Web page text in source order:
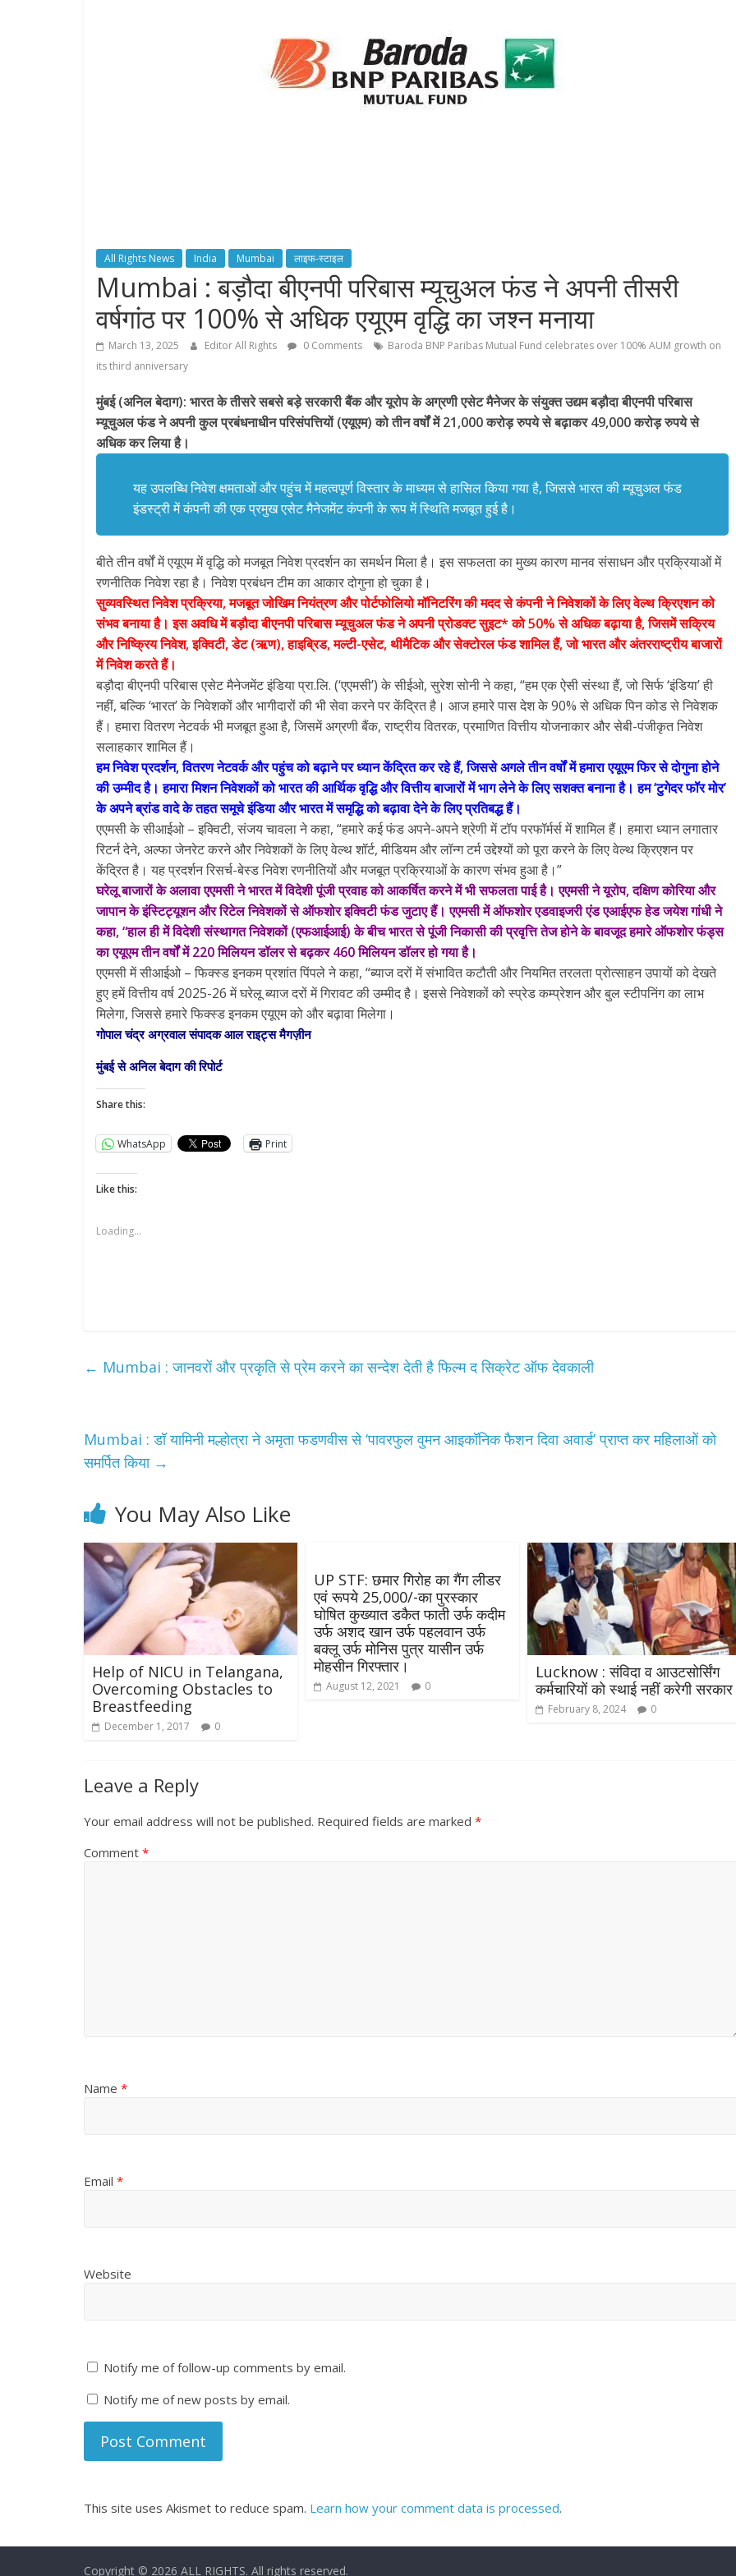
All Rights News India Mumbai लाइफ-स्टाइल
Mumbai : बड़ौदा बीएनपी परिबास म्यूचुअल फंड ने अपनी तीसरी
वर्षगांठ पर 100% से अधिक एयूएम वृद्धि का जश्न मनाया
March 13, 2025 Editor All Rights 0 Comments
Baroda BNP Paribas Mutual Fund celebrates over 100% AUM growth on
its third anniversary
मुंबई (अनिल बेदाग): भारत के तीसरे सबसे बड़े सरकारी बैंक और यूरोप के अग्रणी एसेट मैनेजर के संयुक्त उद्यम बड़ौदा बीएनपी परिबास
म्यूचुअल फंड ने अपनी कुल प्रबंधनाधीन परिसंपत्तियों (एयूएम) को तीन वर्षों में 21,000 करोड़ रुपये से बढ़ाकर 49,000 करोड़ रुपये से
अधिक कर लिया है।
यह उपलब्धि निवेश क्षमताओं और पहुंच में महत्वपूर्ण विस्तार के माध्यम से हासिल किया गया है, जिससे भारत की म्यूचुअल फंड
इंडस्ट्री में कंपनी की एक प्रमुख एसेट मैनेजमेंट कंपनी के रूप में स्थिति मजबूत हुई है।
बीते तीन वर्षों में एयूएम में वृद्धि को मजबूत निवेश प्रदर्शन का समर्थन मिला है। इस सफलता का मुख्य कारण मानव संसाधन और प्रक्रियाओं में
रणनीतिक निवेश रहा है। निवेश प्रबंधन टीम का आकार दोगुना हो चुका है।
सुव्यवस्थित निवेश प्रक्रिया, मजबूत जोखिम नियंत्रण और पोर्टफोलियो मॉनिटरिंग की मदद से कंपनी ने निवेशकों के लिए वेल्थ क्रिएशन को
संभव बनाया है। इस अवधि में बड़ौदा बीएनपी परिबास म्यूचुअल फंड ने अपनी प्रोडक्ट सुइट* को 50% से अधिक बढ़ाया है, जिसमें सक्रिय
और निष्क्रिय निवेश, इक्विटी, डेट (ऋण), हाइब्रिड, मल्टी-एसेट, थीमैटिक और सेक्टोरल फंड शामिल हैं, जो भारत और अंतरराष्ट्रीय बाजारों
में निवेश करते हैं।
बड़ौदा बीएनपी परिबास एसेट मैनेजमेंट इंडिया प्रा.लि. (‘एएमसी’) के सीईओ, सुरेश सोनी ने कहा, “हम एक ऐसी संस्था हैं, जो सिर्फ ‘इंडिया’ ही
नहीं, बल्कि ‘भारत’ के निवेशकों और भागीदारों की भी सेवा करने पर केंद्रित है। आज हमारे पास देश के 90% से अधिक पिन कोड से निवेशक
हैं। हमारा वितरण नेटवर्क भी मजबूत हुआ है, जिसमें अग्रणी बैंक, राष्ट्रीय वितरक, प्रमाणित वित्तीय योजनाकार और सेबी-पंजीकृत निवेश
सलाहकार शामिल हैं।
हम निवेश प्रदर्शन, वितरण नेटवर्क और पहुंच को बढ़ाने पर ध्यान केंद्रित कर रहे हैं, जिससे अगले तीन वर्षों में हमारा एयूएम फिर से दोगुना होने
की उम्मीद है। हमारा मिशन निवेशकों को भारत की आर्थिक वृद्धि और वित्तीय बाजारों में भाग लेने के लिए सशक्त बनाना है। हम ‘टुगेदर फॉर मोर’
के अपने ब्रांड वादे के तहत समूचे इंडिया और भारत में समृद्धि को बढ़ावा देने के लिए प्रतिबद्ध हैं।
एएमसी के सीआईओ – इक्विटी, संजय चावला ने कहा, “हमारे कई फंड अपने-अपने श्रेणी में टॉप परफॉर्मर्स में शामिल हैं। हमारा ध्यान लगातार
रिटर्न देने, अल्फा जेनरेट करने और निवेशकों के लिए वेल्थ शॉर्ट, मीडियम और लॉन्ग टर्म उद्देश्यों को पूरा करने के लिए वेल्थ क्रिएशन पर
केंद्रित है। यह प्रदर्शन रिसर्च-बेस्ड निवेश रणनीतियों और मजबूत प्रक्रियाओं के कारण संभव हुआ है।”
घरेलू बाजारों के अलावा एएमसी ने भारत में विदेशी पूंजी प्रवाह को आकर्षित करने में भी सफलता पाई है। एएमसी ने यूरोप, दक्षिण कोरिया और
जापान के इंस्टिट्यूशन और रिटेल निवेशकों से ऑफशोर इक्विटी फंड जुटाए हैं। एएमसी में ऑफशोर एडवाइजरी एंड एआईएफ हेड जयेश गांधी ने
कहा, “हाल ही में विदेशी संस्थागत निवेशकों (एफआईआई) के बीच भारत से पूंजी निकासी की प्रवृत्ति तेज होने के बावजूद हमारे ऑफशोर फंड्स
का एयूएम तीन वर्षों में 220 मिलियन डॉलर से बढ़कर 460 मिलियन डॉलर हो गया है।
एएमसी में सीआईओ – फिक्स्ड इनकम प्रशांत पिंपले ने कहा, “ब्याज दरों में संभावित कटौती और नियमित तरलता प्रोत्साहन उपायों को देखते
हुए हमें वित्तीय वर्ष 2025-26 में घरेलू ब्याज दरों में गिरावट की उम्मीद है। इससे निवेशकों को स्प्रेड कम्प्रेशन और बुल स्टीपनिंग का लाभ
मिलेगा, जिससे हमारे फिक्स्ड इनकम एयूएम को और बढ़ावा मिलेगा।
गोपाल चंद्र अग्रवाल संपादक आल राइट्स मैगज़ीन
मुंबई से अनिल बेदाग की रिपोर्ट
Share this:
WhatsApp Print
Like this:
Loading...
← Mumbai : जानवरों और प्रकृति से प्रेम करने का सन्देश देती है फिल्म द सिक्रेट ऑफ देवकाली
Mumbai : डॉ यामिनी मल्होत्रा ने अमृता फडणवीस से ‘पावरफुल वुमन आइकॉनिक फैशन दिवा अवार्ड’ प्राप्त कर महिलाओं को
समर्पित किया →
You May Also Like
Help of NICU in Telangana,
Overcoming Obstacles to
Breastfeeding
December 1, 2017 0
UP STF: छमार गिरोह का गैंग लीडर
एवं रूपये 25,000/-का पुरस्कार
घोषित कुख्यात डकैत फाती उर्फ कदीम
उर्फ अशद खान उर्फ पहलवान उर्फ
बक्लू उर्फ मोनिस पुत्र यासीन उर्फ
मोहसीन गिरफ्तार।
August 12, 2021 0
Lucknow : संविदा व आउटसोर्सिंग
कर्मचारियों को स्थाई नहीं करेगी सरकार
February 8, 2024 0
Leave a Reply
Your email address will not be published. Required fields are marked *
Comment *
Name *
Email *
Website
Notify me of follow-up comments by email.
Notify me of new posts by email.
This site uses Akismet to reduce spam. Learn how your comment data is processed.
August 4, 2021 Editor All Rights 0
Copyright © 2026 ALL RIGHTS. All rights reserved.